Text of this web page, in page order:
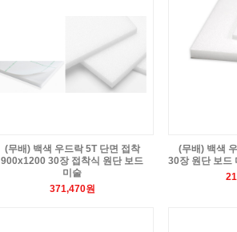
(무배) 백색 우드락 5T 단면 접착
900x1200 30장 접착식 원단 보드
미술
371,470원
(무배) 백색
30장 원단 보드